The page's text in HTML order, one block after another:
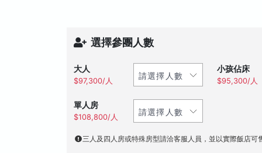
選擇參團人數
大人
$97,300/人
小孩佔床
$95,300/人
單人房
$108,800/人
三人及四人房或特殊房型請洽客服人員，並以實際飯店可